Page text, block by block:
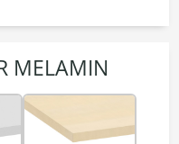
MELAMIN